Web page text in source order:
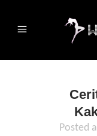
Posted